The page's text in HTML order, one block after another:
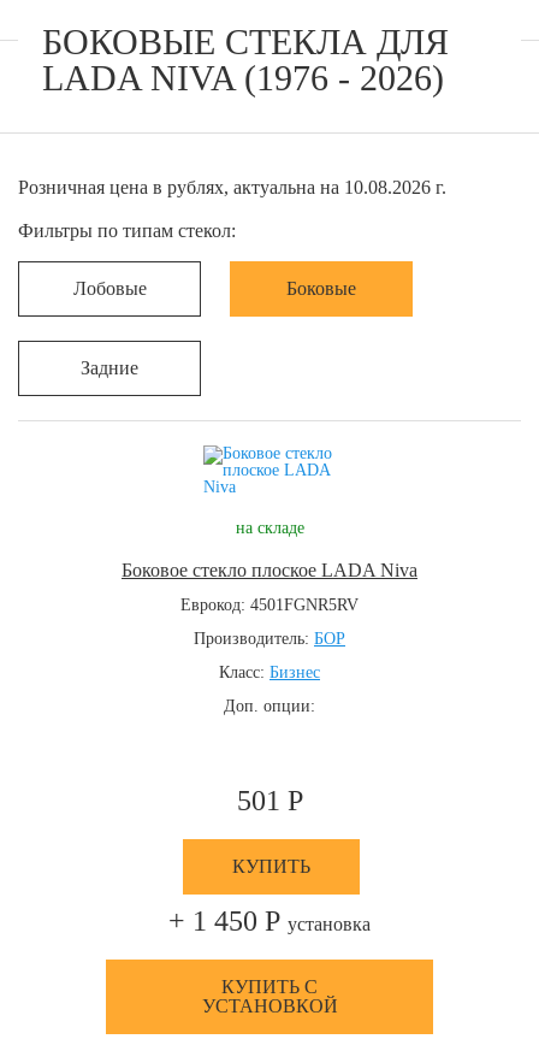
БОКОВЫЕ СТЕКЛА ДЛЯ
LADA NIVA (1976 - 2026)
Розничная цена в рублях, актуальна на 10.08.2026 г.
Фильтры по типам стекол:
Лобовые Боковые
Задние
на складе
Боковое стекло плоское LADA Niva
Еврокод: 4501FGNR5RV
Производитель: БОР
Класс: Бизнес
Доп. опции:
501 Р
КУПИТЬ
+ 1 450 Р установка
КУПИТЬ С
УСТАНОВКОЙ